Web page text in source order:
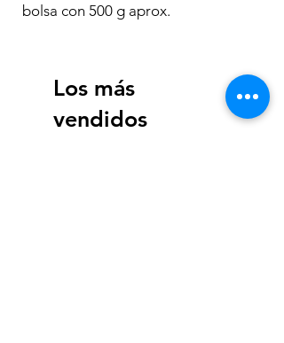
bolsa con 500 g aprox.
Los más
vendidos